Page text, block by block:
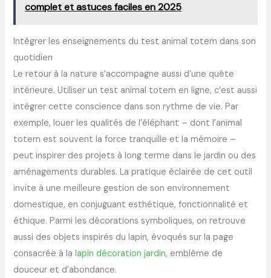
complet et astuces faciles en 2025
Intégrer les enseignements du test animal totem dans son
quotidien
Le retour à la nature s’accompagne aussi d’une quête
intérieure. Utiliser un test animal totem en ligne, c’est aussi
intégrer cette conscience dans son rythme de vie. Par
exemple, louer les qualités de l’éléphant – dont l’animal
totem est souvent la force tranquille et la mémoire –
peut inspirer des projets à long terme dans le jardin ou des
aménagements durables. La pratique éclairée de cet outil
invite à une meilleure gestion de son environnement
domestique, en conjuguant esthétique, fonctionnalité et
éthique. Parmi les décorations symboliques, on retrouve
aussi des objets inspirés du lapin, évoqués sur la page
consacrée à lalapin décoration jardin, emblème de
douceur et d’abondance.